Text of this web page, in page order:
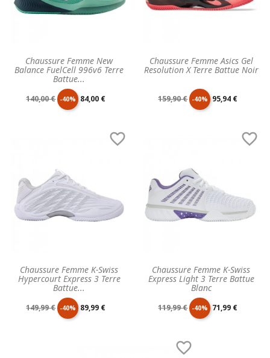
Chaussure Femme New
Balance FuelCell 996v6 Terre
Battue...
Prix
140,00 € -40% Prix
84,00 €
Chaussure Femme Asics Gel
Resolution X Terre Battue Noir
Prix
159,90 € -40% Prix
95,94 €
Chaussure Femme K-Swiss
Hypercourt Express 3 Terre
Battue...

Prix
149,99 € -40% Prix
89,99 €
Chaussure Femme K-Swiss
Express Light 3 Terre Battue
Blanc

Prix
119,99 € -40% Prix
71,99 €
